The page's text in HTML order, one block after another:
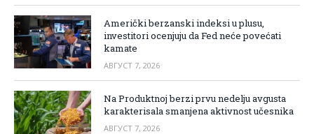
Američki berzanski indeksi u plusu,
investitori ocenjuju da Fed neće povećati
kamate
АВГУСТ 7, 2026
Na Produktnoj berzi prvu nedelju avgusta
karakterisala smanjena aktivnost učesnika
АВГУСТ 7, 2026